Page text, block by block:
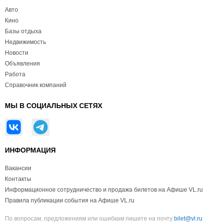
Авто
Кино
Базы отдыха
Недвижимость
Новости
Объявления
Работа
Справочник компаний
МЫ В СОЦИАЛЬНЫХ СЕТЯХ
ИНФОРМАЦИЯ
Вакансии
Контакты
Информационное сотрудничество и продажа билетов на Афише VL.ru
Правила публикации события на Афише VL.ru
По вопросам, предложениям или ошибкам пишите на почту bilet@vl.ru